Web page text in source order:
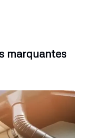
marquantes